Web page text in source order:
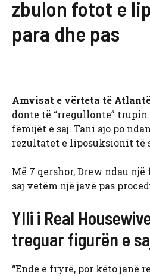
zbulon fotot e
para dhe pas
Amvisat e vërteta të
donte të “rregullonte”
fëmijët e saj. Tani ajo po
rezultatet e liposuksionit të
Më 7 qershor, Drew ndau
saj vetëm një javë pas
Ylli i Real
treguar figurën e
“Ende e fryrë, por këto janë